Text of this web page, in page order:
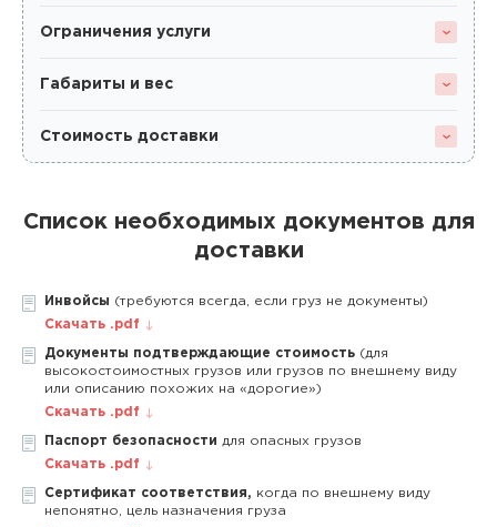
Ограничения услуги
Габариты и вес
Стоимость доставки
Список необходимых документов для
доставки
Инвойсы (требуются всегда, если груз не документы)
Скачать .pdf
Документы подтверждающие стоимость (для
высокостоимостных грузов или грузов по внешнему виду
или описанию похожих на «дорогие»)
Скачать .pdf
Паспорт безопасности для опасных грузов
Скачать .pdf
Сертификат соответствия, когда по внешнему виду
непонятно, цель назначения груза